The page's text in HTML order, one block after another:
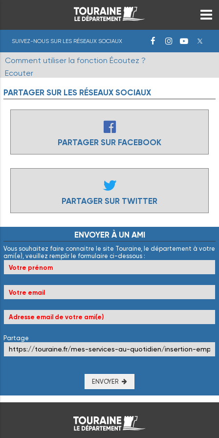
SUIVEZ-NOUS SUR LES RÉSEAUX SOCIAUX
Comment utiliser la fonction Écoutez ?
Ecouter
PARTAGER SUR LES RÉSEAUX SOCIAUX
PARTAGER SUR FACEBOOK
PARTAGER SUR TWITTER
ENVOYER À UN AMI
Vous souhaitez faire connaitre le site Touraine, le département à votre
ami(e), veuillez remplir le formulaire ci-dessous :
Partage
ENVOYER